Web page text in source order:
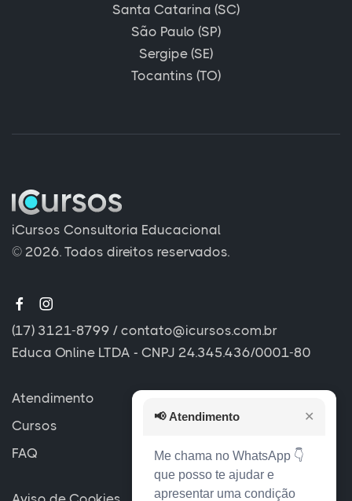
Santa Catarina (SC)
São Paulo (SP)
Sergipe (SE)
Tocantins (TO)
iCursos Consultoria Educacional
© 2026. Todos direitos reservados.
(17) 3121-8799 / contato@icursos.com.br
Educa Online LTDA - CNPJ 24.345.436/0001-80
Atendimento
Cursos
FAQ
📢 Atendimento ✕
Me chama no WhatsApp 👇
que posso te ajudar e
apresentar uma condição